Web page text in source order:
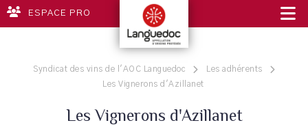
ESPACE PRO
Syndicat des vins de l'AOC Languedoc
Les adhérents
Les Vignerons d'Azillanet
Les Vignerons d'Azillanet